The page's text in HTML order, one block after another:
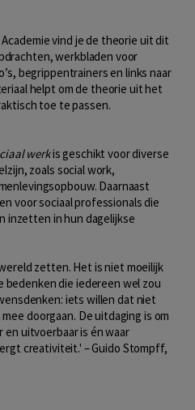
vind je de theorie uit dit
werkbladen voor
begrippentrainers en links naar
helpt om de theorie uit het
toe te passen.
werkis geschikt voor diverse
zoals social work,
Daarnaast
voor sociaal professionals die
inzetten in hun dagelijkse
zetten. Het is niet moeilijk
die iedereen wel zou
iets willen dat niet
doorgaan. De uitdaging is om
uitvoerbaar is én waar
creativiteit.' – Guido Stompff,